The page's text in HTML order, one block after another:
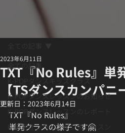
全ての記事
K-POPダンスキッズクラス
K-POPダンスレッスンのお知らせ
K-POPダンスレッスンのレポート
K-POPオンラインダンスレッスン
TXT『No Rules』単
【TSダンスカンパニ
2023年6月11日
更新日： 2023年6月14日
TXT『No Rules』
単発クラスの様子です🤗